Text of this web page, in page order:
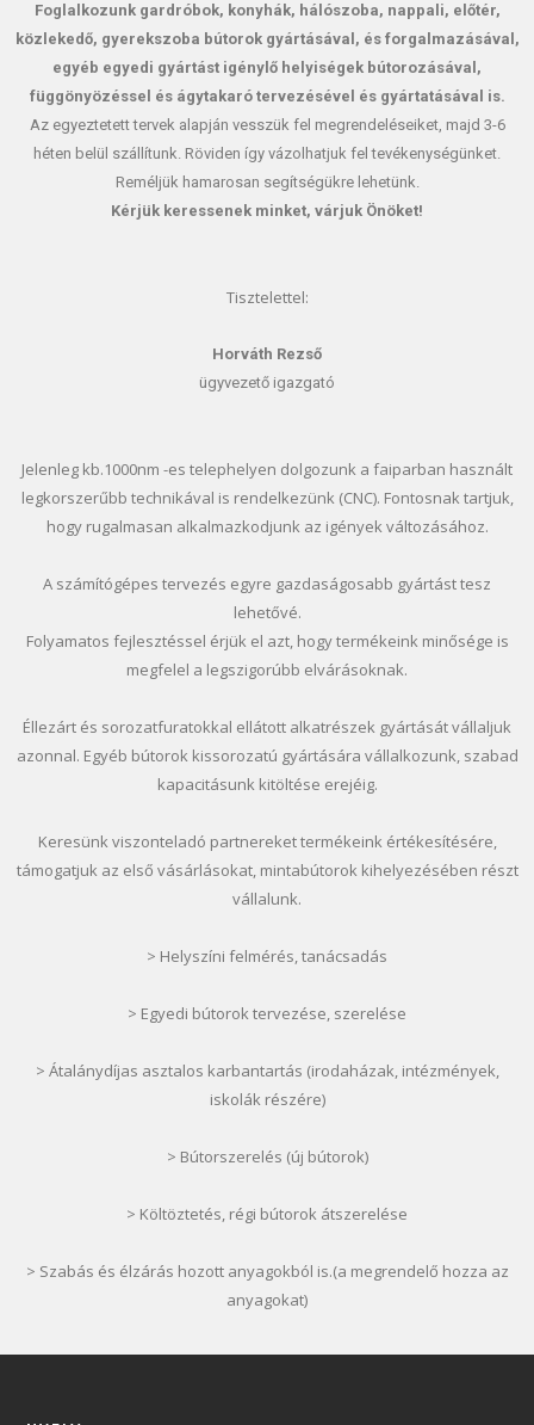
Foglalkozunk gardróbok, konyhák, hálószoba, nappali, előtér,
közlekedő, gyerekszoba bútorok gyártásával, és forgalmazásával,
egyéb egyedi gyártást igénylő helyiségek bútorozásával,
függönyözéssel és ágytakaró tervezésével és gyártatásával is.
Az egyeztetett tervek alapján vesszük fel megrendeléseiket, majd 3-6
héten belül szállítunk. Röviden így vázolhatjuk fel tevékenységünket.
Reméljük hamarosan segítségükre lehetünk.
Kérjük keressenek minket, várjuk Önöket!
Tisztelettel:
Horváth Rezső
ügyvezető igazgató
Jelenleg kb.1000nm -es telephelyen dolgozunk a faiparban használt
legkorszerűbb technikával is rendelkezünk (CNC). Fontosnak tartjuk,
hogy rugalmasan alkalmazkodjunk az igények változásához.
A számítógépes tervezés egyre gazdaságosabb gyártást tesz
lehetővé.
Folyamatos fejlesztéssel érjük el azt, hogy termékeink minősége is
megfelel a legszigorúbb elvárásoknak.
Éllezárt és sorozatfuratokkal ellátott alkatrészek gyártását vállaljuk
azonnal. Egyéb bútorok kissorozatú gyártására vállalkozunk, szabad
kapacitásunk kitöltése erejéig.
Keresünk viszonteladó partnereket termékeink értékesítésére,
támogatjuk az első vásárlásokat, mintabútorok kihelyezésében részt
vállalunk.
> Helyszíni felmérés, tanácsadás
> Egyedi bútorok tervezése, szerelése
> Átalánydíjas asztalos karbantartás (irodaházak, intézmények,
iskolák részére)
> Bútorszerelés (új bútorok)
> Költöztetés, régi bútorok átszerelése
> Szabás és élzárás hozott anyagokból is.(a megrendelő hozza az
anyagokat)